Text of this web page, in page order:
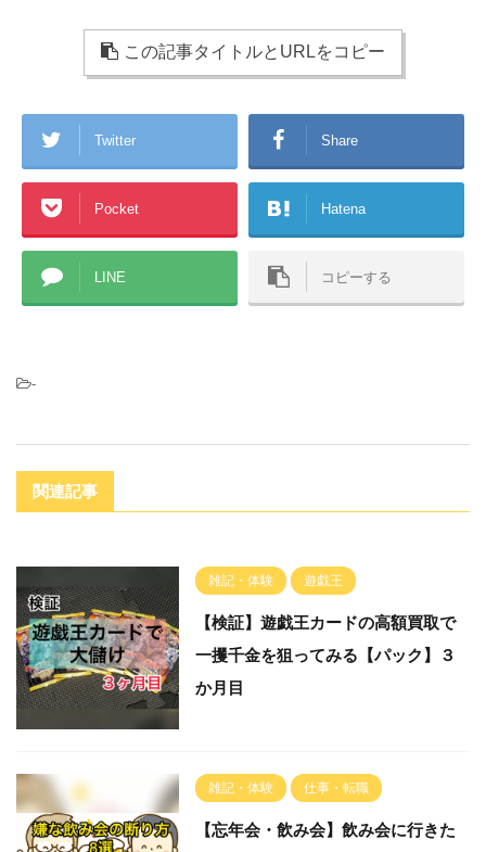
er
e この記事タイトルとURLをコピー
Twitter Share
Pocket Hatena
LINE コピーする
-
関連記事
雑記・体験 遊戯王
【検証】遊戯王カードの高額買取で
一攫千金を狙ってみる【パック】３
か月目
雑記・体験 仕事・転職
【忘年会・飲み会】飲み会に行きた